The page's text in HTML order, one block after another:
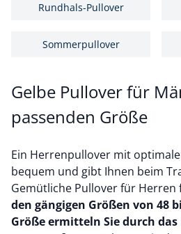
Rundhals-Pullover
Sommerpullover
Gelbe Pullover für
passenden Größe
Ein Herrenpullover mit
bequem und gibt Ihnen beim
Gemütliche Pullover für Herren
den gängigen Größen von 48
Größe ermitteln Sie durch das